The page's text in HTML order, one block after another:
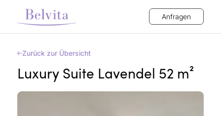
Anfragen
Zurück zur Übersicht
Luxury Suite Lavendel 52 m²